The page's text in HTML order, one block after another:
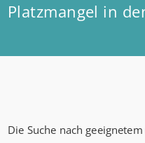
Die Suche nach